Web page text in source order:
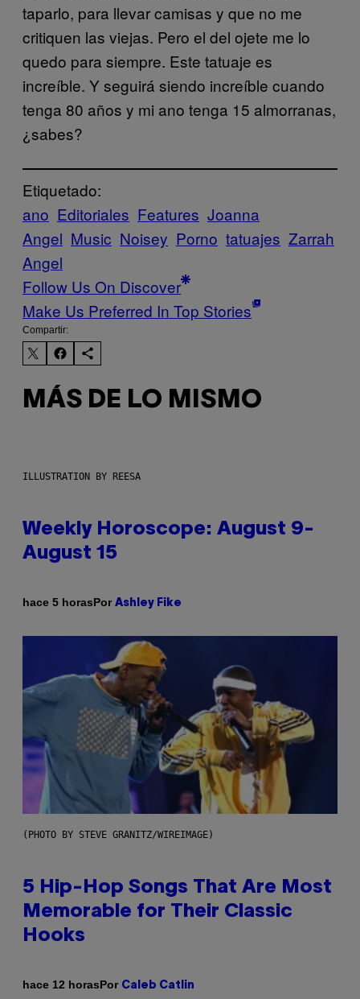
taparlo, para llevar camisas y que no me
critiquen las viejas. Pero el del ojete me lo
quedo para siempre. Este tatuaje es
increíble. Y seguirá siendo increíble cuando
tenga 80 años y mi ano tenga 15 almorranas,
¿sabes?
Etiquetado:
ano Editoriales Features Joanna
Angel Music Noisey Porno tatuajes Zarrah
Angel
Follow Us On Discover
Make Us Preferred In Top Stories
Compartir:
MÁS DE LO MISMO
ILLUSTRATION BY REESA
Weekly Horoscope: August 9-
August 15
hace 5 horasPor Ashley Fike
(PHOTO BY STEVE GRANITZ/WIREIMAGE)
5 Hip-Hop Songs That Are Most
Memorable for Their Classic
Hooks
hace 12 horasPor Caleb Catlin